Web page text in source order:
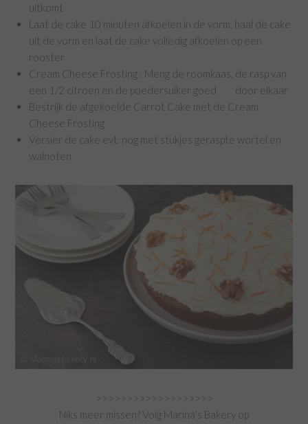
uitkomt
Laat de cake 10 minuten afkoelen in de vorm, haal de cake
uit de vorm en laat de cake volledig afkoelen op een
rooster
Cream Cheese Frosting : Meng de roomkaas, de rasp van
een 1/2 citroen en de poedersuiker goed door elkaar
Bestrijk de afgekoelde Carrot Cake met de Cream
Cheese Frosting
Versier de cake evt. nog met stukjes geraspte wortel en
walnoten
>>>>>>>>>>>>>>>>>>>
Niks meer missen? Volg Marina’s Bakery op